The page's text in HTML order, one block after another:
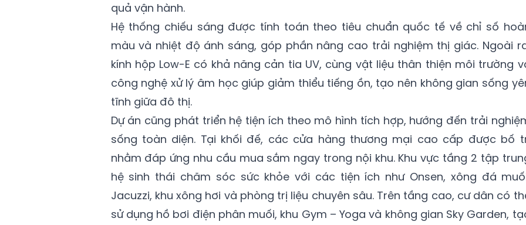
quả vận hành.
Hệ thống chiếu sáng được tính toán theo tiêu chuẩn quốc tế về chỉ số
màu và nhiệt độ ánh sáng, góp phần nâng cao trải nghiệm thị giác. Ngoài
kính hộp Low-E có khả năng cản tia UV, cùng vật liệu thân thiện môi trường
công nghệ xử lý âm học giúp giảm thiểu tiếng ồn, tạo nên không gian sống
tĩnh giữa đô thị.
Dự án cũng phát triển hệ tiện ích theo mô hình tích hợp, hướng đến trải
sống toàn diện. Tại khối đế, các cửa hàng thương mại cao cấp được bố
nhằm đáp ứng nhu cầu mua sắm ngay trong nội khu. Khu vực tầng 2 tập
hệ sinh thái chăm sóc sức khỏe với các tiện ích như Onsen, xông đá
Jacuzzi, khu xông hơi và phòng trị liệu chuyên sâu. Trên tầng cao, cư dân có
sử dụng hồ bơi điện phân muối, khu Gym – Yoga và không gian Sky Garden,